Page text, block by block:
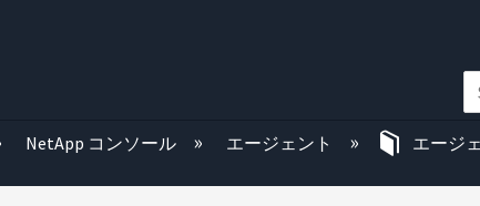
NetApp コンソール エージェント エージ